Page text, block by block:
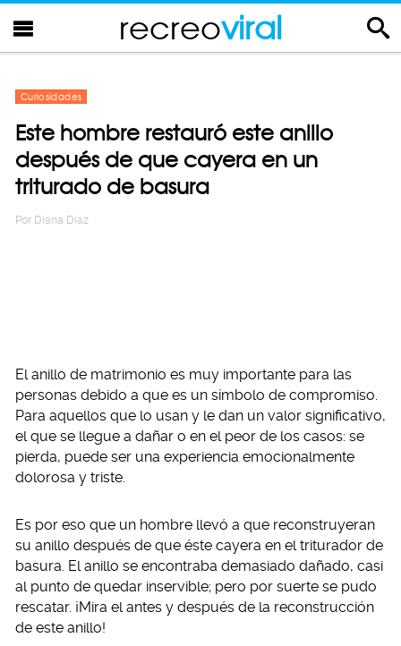
recreoviral
Curiosidades
Este hombre restauró este anillo
después de que cayera en un
triturado de basura
Por Diana Diaz
El anillo de matrimonio es muy importante para las
personas debido a que es un símbolo de compromiso.
Para aquellos que lo usan y le dan un valor significativo,
el que se llegue a dañar o en el peor de los casos: se
pierda, puede ser una experiencia emocionalmente
dolorosa y triste.
Es por eso que un hombre llevó a que reconstruyeran
su anillo después de que éste cayera en el triturador de
basura. El anillo se encontraba demasiado dañado, casi
al punto de quedar inservible; pero por suerte se pudo
rescatar. ¡Mira el antes y después de la reconstrucción
de este anillo!